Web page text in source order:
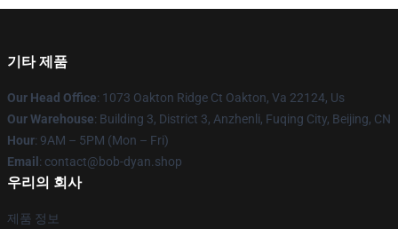
기타 제품
Our Head Office: 1073 Oakton Ridge Ct Oakton, Va 22124, Us
Our Warehouse: Building 3, District 3, Anzhenli, Fuqing City, Beijing, CN
Hour: 9AM – 5PM (Mon – Fri)
Email : contact@bob-dyan.shop
우리의 회사
제품 정보